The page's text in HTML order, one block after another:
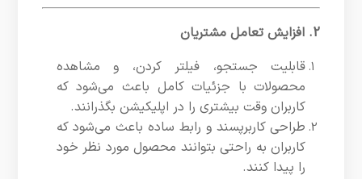
2. افزایش تعامل مشتریان
قابلیت جستجو، فیلتر کردن، و مشاهده
محصولات با جزئیات کامل باعث می‌شود که
کاربران وقت بیشتری را در اپلیکیشن بگذرانند.
طراحی کاربرپسند و رابط ساده باعث می‌شود که
کاربران به راحتی بتوانند محصول مورد نظر خود
را پیدا کنند.